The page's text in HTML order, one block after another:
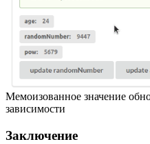
Мемоизованное значение
зависимости
Заключение